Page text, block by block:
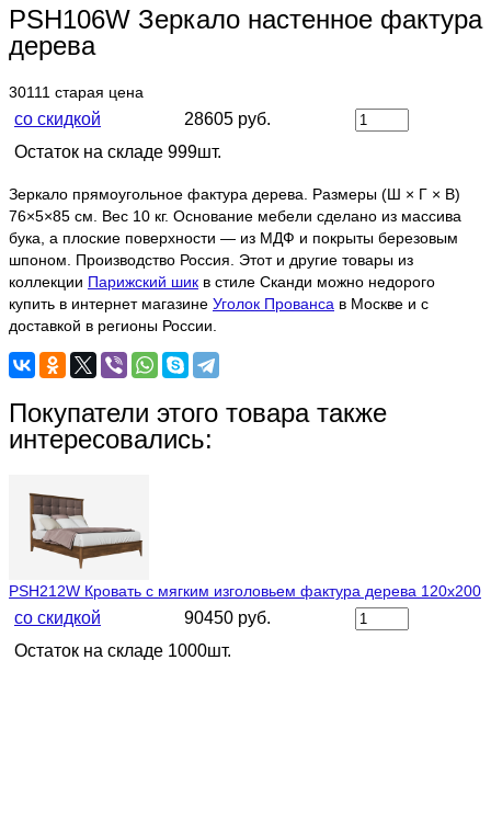
PSH106W Зеркало настенное фактура
дерева
30111 старая цена
со скидкой
28605 руб.
Остаток на складе 999шт.
Зеркало прямоугольное фактура дерева. Размеры (Ш × Г × В)
76×5×85 см. Вес 10 кг. Основание мебели сделано из массива
бука, а плоские поверхности — из МДФ и покрыты березовым
шпоном. Производство Россия. Этот и другие товары из
коллекции Парижский шик в стиле Сканди можно недорого
купить в интернет магазине Уголок Прованса в Москве и с
доставкой в регионы России.
Покупатели этого товара также
интересовались:
PSH212W Кровать с мягким изголовьем фактура дерева 120х200
со скидкой
90450 руб.
Остаток на складе 1000шт.